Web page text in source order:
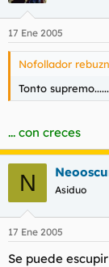
17 Ene 2005
Nofollador
Tonto
... con creces
N Asiduo
17 Ene 2005
Se puede